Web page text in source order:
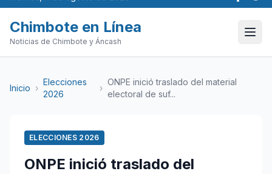
Chimbote en Línea
Noticias de Chimbote y Áncash
Inicio ›
Elecciones
2026
›
ONPE inició traslado del material
electoral de suf...
ELECCIONES 2026
ONPE inició traslado del